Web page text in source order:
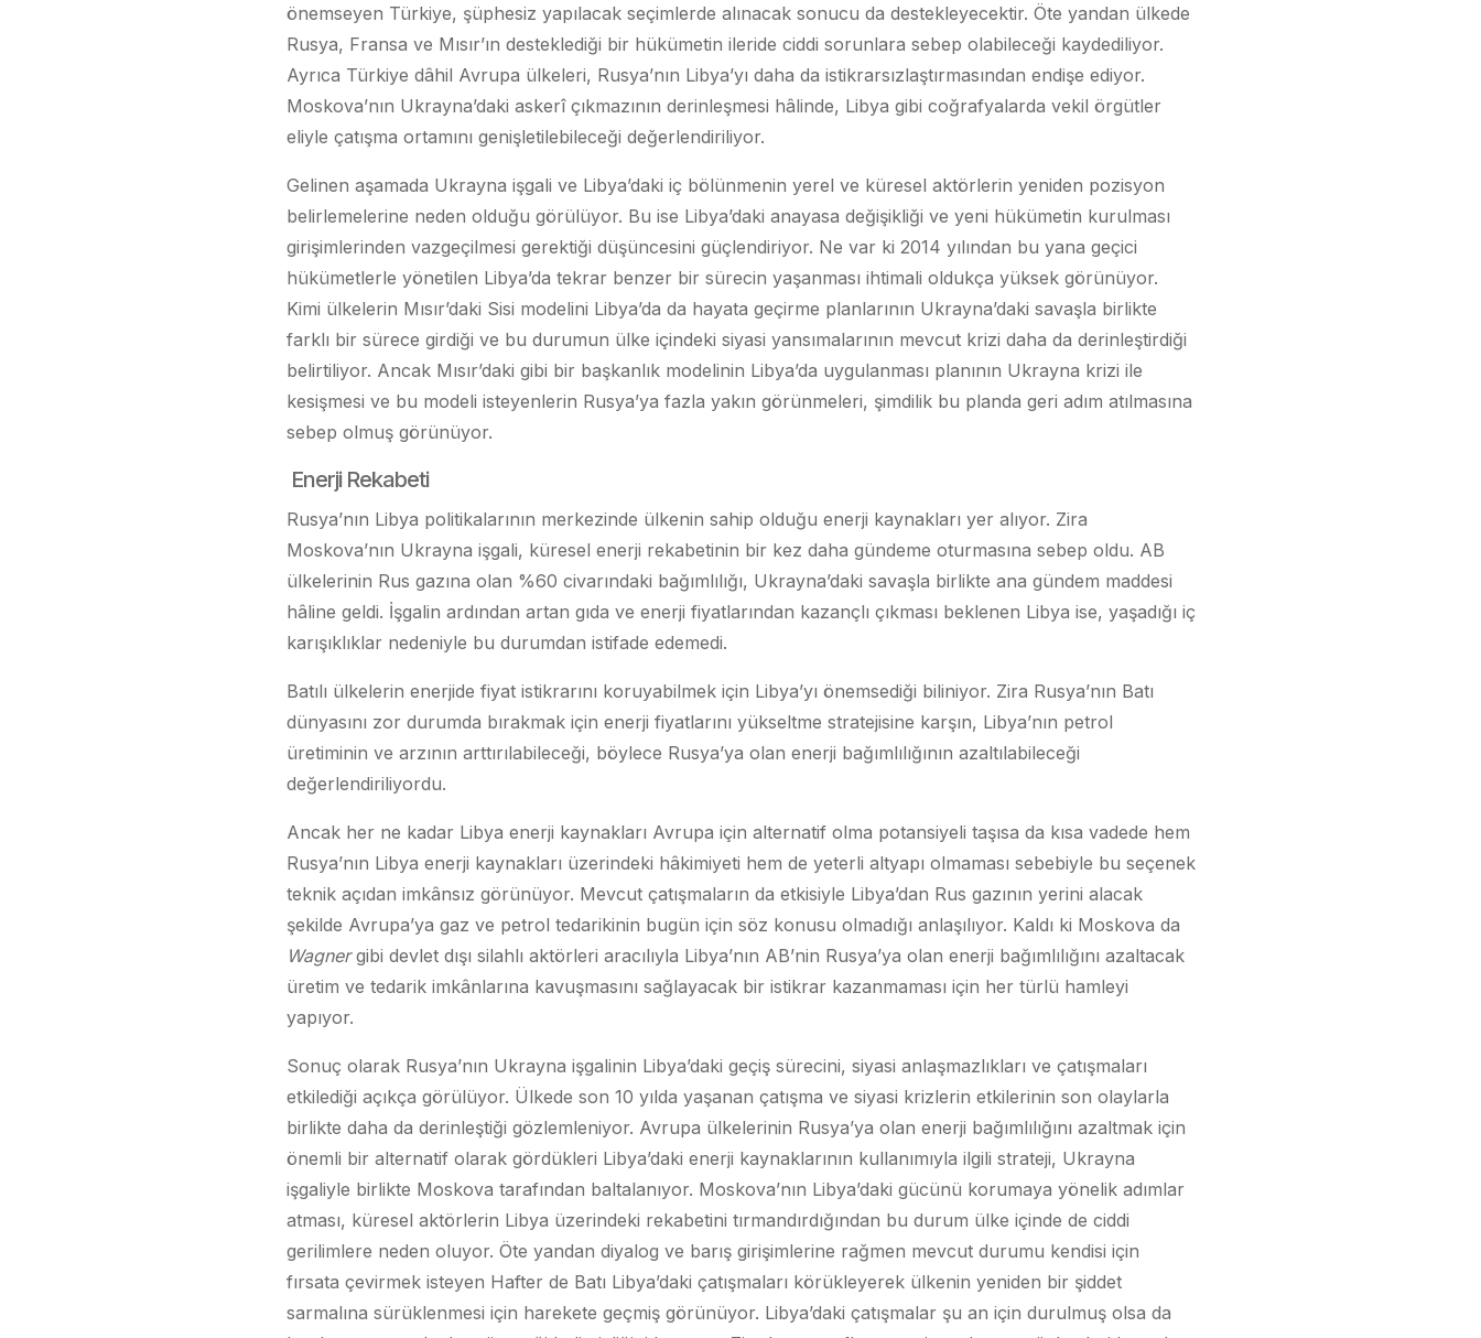
önemseyen Türkiye, şüphesiz yapılacak seçimlerde alınacak sonucu da destekleyecektir. Öte yandan ülkede
Rusya, Fransa ve Mısır’ın desteklediği bir hükümetin ileride ciddi sorunlara sebep olabileceği kaydediliyor.
Ayrıca Türkiye dâhil Avrupa ülkeleri, Rusya’nın Libya’yı daha da istikrarsızlaştırmasından endişe ediyor.
Moskova’nın Ukrayna’daki askerî çıkmazının derinleşmesi hâlinde, Libya gibi coğrafyalarda vekil örgütler
eliyle çatışma ortamını genişletilebileceği değerlendiriliyor.
Gelinen aşamada Ukrayna işgali ve Libya’daki iç bölünmenin yerel ve küresel aktörlerin yeniden pozisyon
belirlemelerine neden olduğu görülüyor. Bu ise Libya’daki anayasa değişikliği ve yeni hükümetin kurulması
girişimlerinden vazgeçilmesi gerektiği düşüncesini güçlendiriyor. Ne var ki 2014 yılından bu yana geçici
hükümetlerle yönetilen Libya’da tekrar benzer bir sürecin yaşanması ihtimali oldukça yüksek görünüyor.
Kimi ülkelerin Mısır’daki Sisi modelini Libya’da da hayata geçirme planlarının Ukrayna’daki savaşla birlikte
farklı bir sürece girdiği ve bu durumun ülke içindeki siyasi yansımalarının mevcut krizi daha da derinleştirdiği
belirtiliyor. Ancak Mısır’daki gibi bir başkanlık modelinin Libya’da uygulanması planının Ukrayna krizi ile
kesişmesi ve bu modeli isteyenlerin Rusya’ya fazla yakın görünmeleri, şimdilik bu planda geri adım atılmasına
sebep olmuş görünüyor.
Enerji Rekabeti
Rusya’nın Libya politikalarının merkezinde ülkenin sahip olduğu enerji kaynakları yer alıyor. Zira
Moskova’nın Ukrayna işgali, küresel enerji rekabetinin bir kez daha gündeme oturmasına sebep oldu. AB
ülkelerinin Rus gazına olan %60 civarındaki bağımlılığı, Ukrayna’daki savaşla birlikte ana gündem maddesi
hâline geldi. İşgalin ardından artan gıda ve enerji fiyatlarından kazançlı çıkması beklenen Libya ise, yaşadığı iç
karışıklıklar nedeniyle bu durumdan istifade edemedi.
Batılı ülkelerin enerjide fiyat istikrarını koruyabilmek için Libya’yı önemsediği biliniyor. Zira Rusya’nın Batı
dünyasını zor durumda bırakmak için enerji fiyatlarını yükseltme stratejisine karşın, Libya’nın petrol
üretiminin ve arzının arttırılabileceği, böylece Rusya’ya olan enerji bağımlılığının azaltılabileceği
değerlendiriliyordu.
Ancak her ne kadar Libya enerji kaynakları Avrupa için alternatif olma potansiyeli taşısa da kısa vadede hem
Rusya’nın Libya enerji kaynakları üzerindeki hâkimiyeti hem de yeterli altyapı olmaması sebebiyle bu seçenek
teknik açıdan imkânsız görünüyor. Mevcut çatışmaların da etkisiyle Libya’dan Rus gazının yerini alacak
şekilde Avrupa’ya gaz ve petrol tedarikinin bugün için söz konusu olmadığı anlaşılıyor. Kaldı ki Moskova da
Wagnergibi devlet dışı silahlı aktörleri aracılıyla Libya’nın AB’nin Rusya’ya olan enerji bağımlılığını azaltacak
üretim ve tedarik imkânlarına kavuşmasını sağlayacak bir istikrar kazanmaması için her türlü hamleyi
yapıyor.
Sonuç olarak Rusya’nın Ukrayna işgalinin Libya’daki geçiş sürecini, siyasi anlaşmazlıkları ve çatışmaları
etkilediği açıkça görülüyor. Ülkede son 10 yılda yaşanan çatışma ve siyasi krizlerin etkilerinin son olaylarla
birlikte daha da derinleştiği gözlemleniyor. Avrupa ülkelerinin Rusya’ya olan enerji bağımlılığını azaltmak için
önemli bir alternatif olarak gördükleri Libya’daki enerji kaynaklarının kullanımıyla ilgili strateji, Ukrayna
işgaliyle birlikte Moskova tarafından baltalanıyor. Moskova’nın Libya’daki gücünü korumaya yönelik adımlar
atması, küresel aktörlerin Libya üzerindeki rekabetini tırmandırdığından bu durum ülke içinde de ciddi
gerilimlere neden oluyor. Öte yandan diyalog ve barış girişimlerine rağmen mevcut durumu kendisi için
fırsata çevirmek isteyen Hafter de Batı Libya’daki çatışmaları körükleyerek ülkenin yeniden bir şiddet
sarmalına sürüklenmesi için harekete geçmiş görünüyor. Libya’daki çatışmalar şu an için durulmuş olsa da